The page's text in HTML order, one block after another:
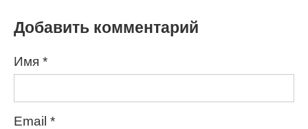
Добавить комментарий
Имя *
Email *